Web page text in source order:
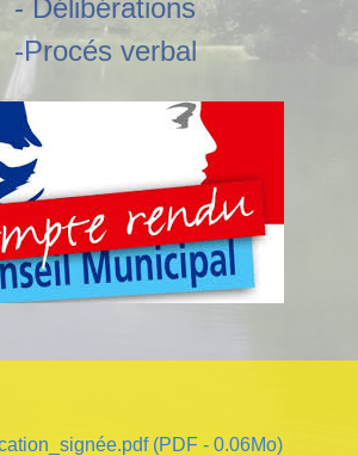
- Délibérations
-Procés verbal
(PDF - 0.06Mo)